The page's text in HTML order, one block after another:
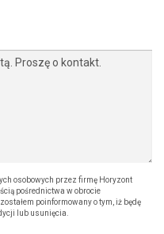
osobowych przez firmę Horyzont
pośrednictwa w obrocie
poinformowany o tym, iż będę
lub usunięcia.